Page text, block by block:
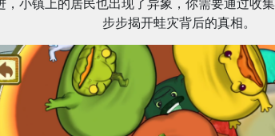
步步揭开蛙灾背后的真相。